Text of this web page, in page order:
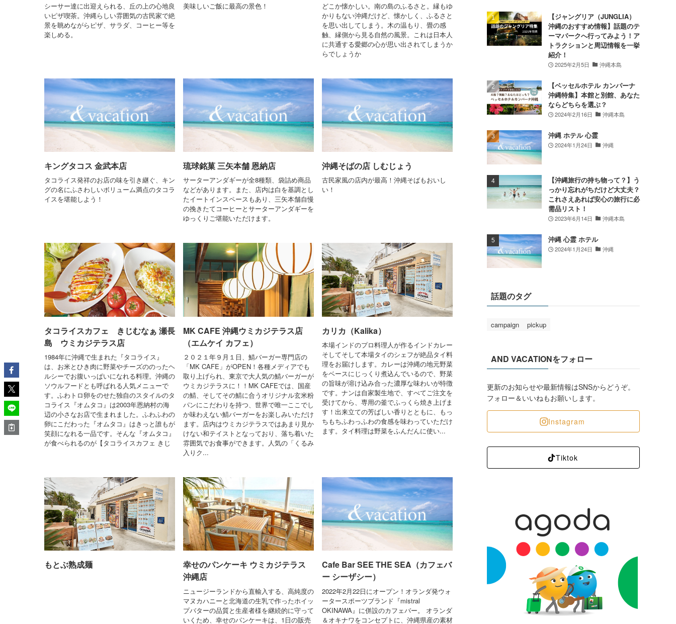
シーサー達に出迎えられる、丘の上の心地良
いピザ喫茶。沖縄らしい雰囲気の古民家で絶
景を眺めながらピザ、サラダ、コーヒー等を
楽しめる。
美味しいご飯に最高の景色！
どこか懐かしい。南の島のふるさと。縁もゆ
かりもない沖縄だけど、懐かしく、ふるさと
を思い出してしまう。木の温もり、畳の感
触、縁側から見る自然の風景。これは日本人
に共通する愛郷の心が思い出されてしまうか
らでしょうか
キングタコス 金武本店
タコライス発祥のお店の味を引き継ぐ、キン
グの名にふさわしいボリューム満点のタコラ
イスを堪能しよう！
琉球銘菓 三矢本舗 恩納店
サーターアンダギーが全8種類、袋詰め商品
などがあります。また、店内は白を基調とし
たイートインスペースもあり、三矢本舗自慢
の挽きたてコーヒーとサーターアンダギーを
ゆっくりご堪能いただけます。
沖縄そばの店 しむじょう
古民家風の店内が最高！沖縄そばもおいし
い！
タコライスカフェ きじむなぁ 瀬長
島 ウミカジテラス店
1984年に沖縄で生まれた『タコライス』
は、お米とひき肉に野菜やチーズののったヘ
ルシーでお腹いっぱいになれる料理。沖縄の
ソウルフードとも呼ばれる人気メニューで
す。ふわトロ卵をのせた独自のスタイルのタ
コライス『オムタコ』は2003年恩納村の海
辺の小さなお店で生まれました。ふわふわの
卵にこだわった『オムタコ』はきっと誰もが
笑顔になれる一品です。そんな『オムタコ』
が食べられるのが【タコライスカフェ きじ
MK CAFE 沖縄ウミカジテラス店
（エムケイ カフェ）
２０２１年９月１日、鯖バーガー専門店の
「MK CAFE」がOPEN！各種メディアでも
取り上げられ、東京で大人気の鯖バーガーが
ウミカジテラスに！！MK CAFEでは、国産
の鯖、そしてその鯖に合うオリジナル玄米粉
パンにこだわりを持つ、世界で唯一ここでし
か味わえない鯖バーガーをお楽しみいただけ
ます。店内はウミカジテラスではあまり見か
けない和テイストとなっており、落ち着いた
雰囲気でお食事ができます。人気の「くるみ
入りク...
カリカ（Kalika）
本場インドのプロ料理人が作るインドカレー
そしてそして本場タイのシェフが絶品タイ料
理をお届けします。カレーは沖縄の地元野菜
をベースにじっくり煮込んでいるので、野菜
の旨味が溶け込み合った濃厚な味わいが特徴
です。ナンは自家製生地で、すべてご注文を
受けてから、専用の釜でふっくら焼き上げま
す！出来立ての芳ばしい香りとともに、もっ
ちもちふわっふわの食感を味わっていただけ
ます。タイ料理は野菜をふんだんに使い...
もとぶ熟成麺
幸せのパンケーキ ウミカジテラス
沖縄店
ニュージーランドから直輸入する、高純度の
マヌカハニーと北海道の生乳で作ったホイッ
プバターの品質と生産者様を継続的に守って
いくため、幸せのパンケーキは、1日の販売
Cafe Bar SEE THE SEA（カフェバ
ー シーザシー）
2022年2月22日にオープン！オランダ発ウォ
ータースポーツブランド『mistral
OKINAWA』に併設のカフェバー。 オランダ
＆オキナワをコンセプトに、沖縄県産の素材
【ジャングリア（JUNGLIA）
沖縄のおすすめ情報】話題のテ
ーマパークへ行ってみよう！ア
トラクションと周辺情報を一挙
紹介！
2025年2月5日 沖縄本島
【ベッセルホテル カンパーナ
沖縄特集】本館と別館、あなた
ならどちらを選ぶ？
2024年2月16日 沖縄本島
沖縄 ホテル 心霊
2024年1月24日 沖縄
【沖縄旅行の持ち物って？】う
っかり忘れがちだけど大丈夫？
これさえあれば安心の旅行に必
需品リスト！
2023年6月14日 沖縄本島
沖縄 心霊 ホテル
2024年1月24日 沖縄
話題のタグ
campaign pickup
AND VACATIONをフォロー
更新のお知らせや最新情報はSNSからどうぞ。
フォロー＆いいねもお願いします。
Instagram
Tiktok